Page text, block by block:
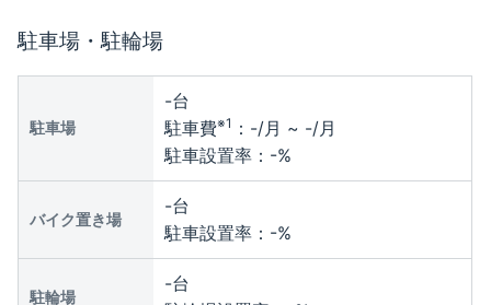
駐車場・駐輪場
駐車場
-台
駐車費※1 ： -/月 ~ -/月
駐車設置率： -%
バイク置き場
-台
駐車設置率： -%
駐輪場
-台